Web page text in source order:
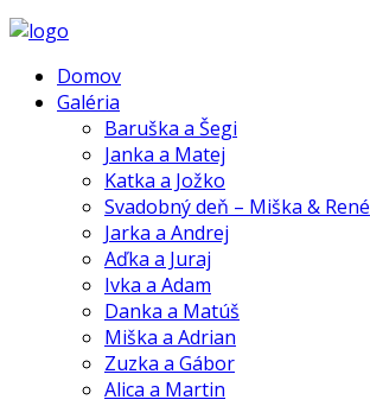
Domov
Galéria
Baruška a Šegi
Janka a Matej
Katka a Jožko
Svadobný deň – Miška & René
Jarka a Andrej
Aďka a Juraj
Ivka a Adam
Danka a Matúš
Miška a Adrian
Zuzka a Gábor
Alica a Martin